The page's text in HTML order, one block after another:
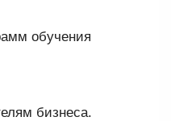
обучения
бизнеса.